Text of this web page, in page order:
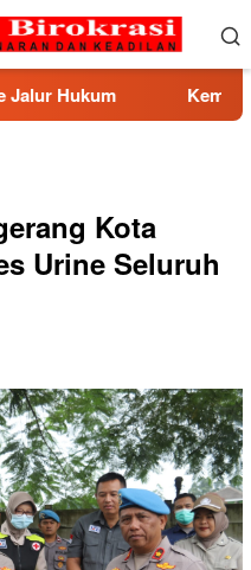
Kemnaker Berhasil
Kota
Urine Seluruh